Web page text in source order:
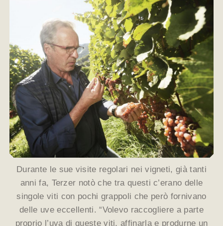
Durante le sue visite regolari nei vigneti, già tanti
anni fa, Terzer notò che tra questi c’erano delle
singole viti con pochi grappoli che però fornivano
delle uve eccellenti. “Volevo raccogliere a parte
proprio l’uva di queste viti, affinarla e produrne un